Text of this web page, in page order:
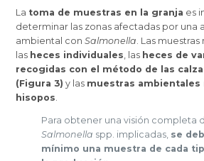
La toma de muestras en la granja es
determinar las zonas afectadas por una
ambiental conSalmonella . Las
las heces individuales , las heces de
recogidas con el método de las
(Figura 3) y las muestras ambientales
hisopos
Para obtener una visión completa
Salmonella spp. implicadas, se
mínimo una muestra de cada